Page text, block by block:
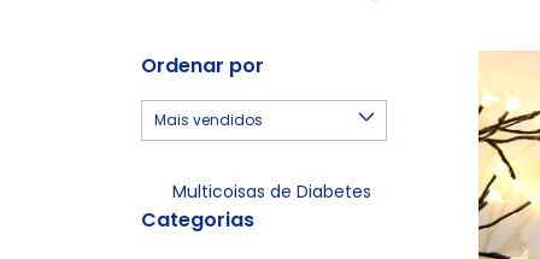
Ordenar por
Multicoisas de Diabetes
Categorias